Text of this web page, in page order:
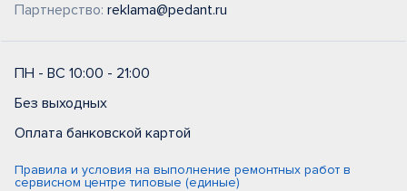
Партнерство: reklama@pedant.ru
ПН - ВС 10:00 - 21:00
Без выходных
Оплата банковской картой
Правила и условия на выполнение ремонтных работ в
сервисном центре типовые (единые)